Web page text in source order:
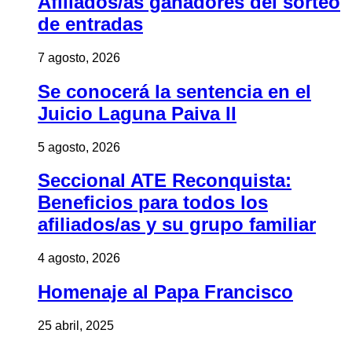
de entradas
7 agosto, 2026
Se conocerá la sentencia en el
Juicio Laguna Paiva II
5 agosto, 2026
Seccional ATE Reconquista:
Beneficios para todos los
afiliados/as y su grupo familiar
4 agosto, 2026
Homenaje al Papa Francisco
25 abril, 2025